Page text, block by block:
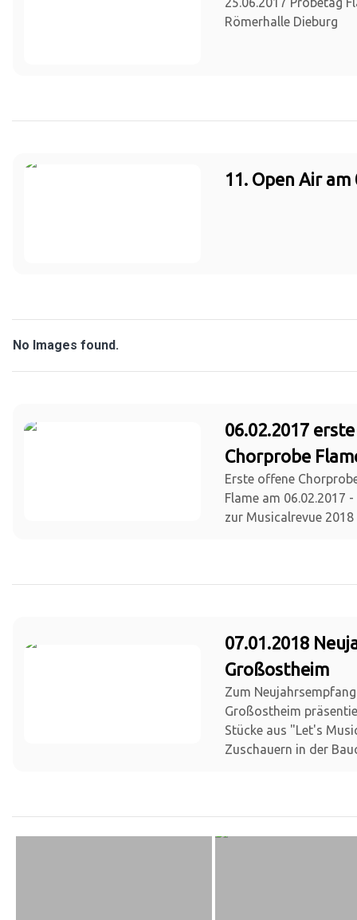
Römerhalle Dieburg
11. Open Air am
No Images found.
06.02.2017
Chorprobe
Erste offene
Flame am 06.02.2017
zur Musicalrevue 2018
07.01.2018
Großostheim
Zum
Großostheim
Stücke aus "Let's
Zuschauern in der